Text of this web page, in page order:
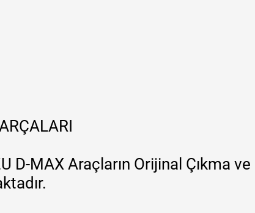
D-MAX Araçların Orijinal Çıkma